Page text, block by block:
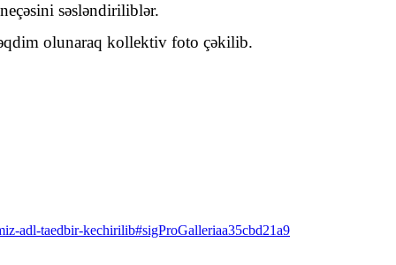
səsləndiriliblər.
olunaraq kollektiv foto çəkilib.
adl-taedbir-kechirilib#sigProGalleriaa35cbd21a9